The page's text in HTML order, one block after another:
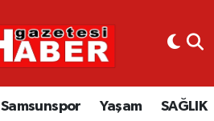
Samsunspor Yaşam SAĞLIK